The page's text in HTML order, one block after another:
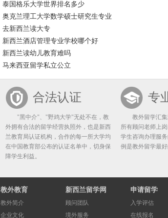
泰国格乐大学世界排名多少
奥克兰理工大学数学硕士研究生专业
去新西兰读大专
新西兰酒店管理专业学校哪个好
新西兰读幼儿教育难吗
马来西亚留学私立公立
合法认证
"黑中介"、"野鸡大学"无处不在，教
外拥有合法的留学经营执照外，也是新西
兰教育局认证机构，合作的每一所大学均
在中国教育部公布的认证名单中，切身保
障学生利益。
专
教外留学汇集
所有顾问老师上
学生咨询办理服
例是教外留学最好
教外教育
教外简介
企业文化
新西兰留学网
顾问团队
境外服务
申请留学
入学评估
在线报名